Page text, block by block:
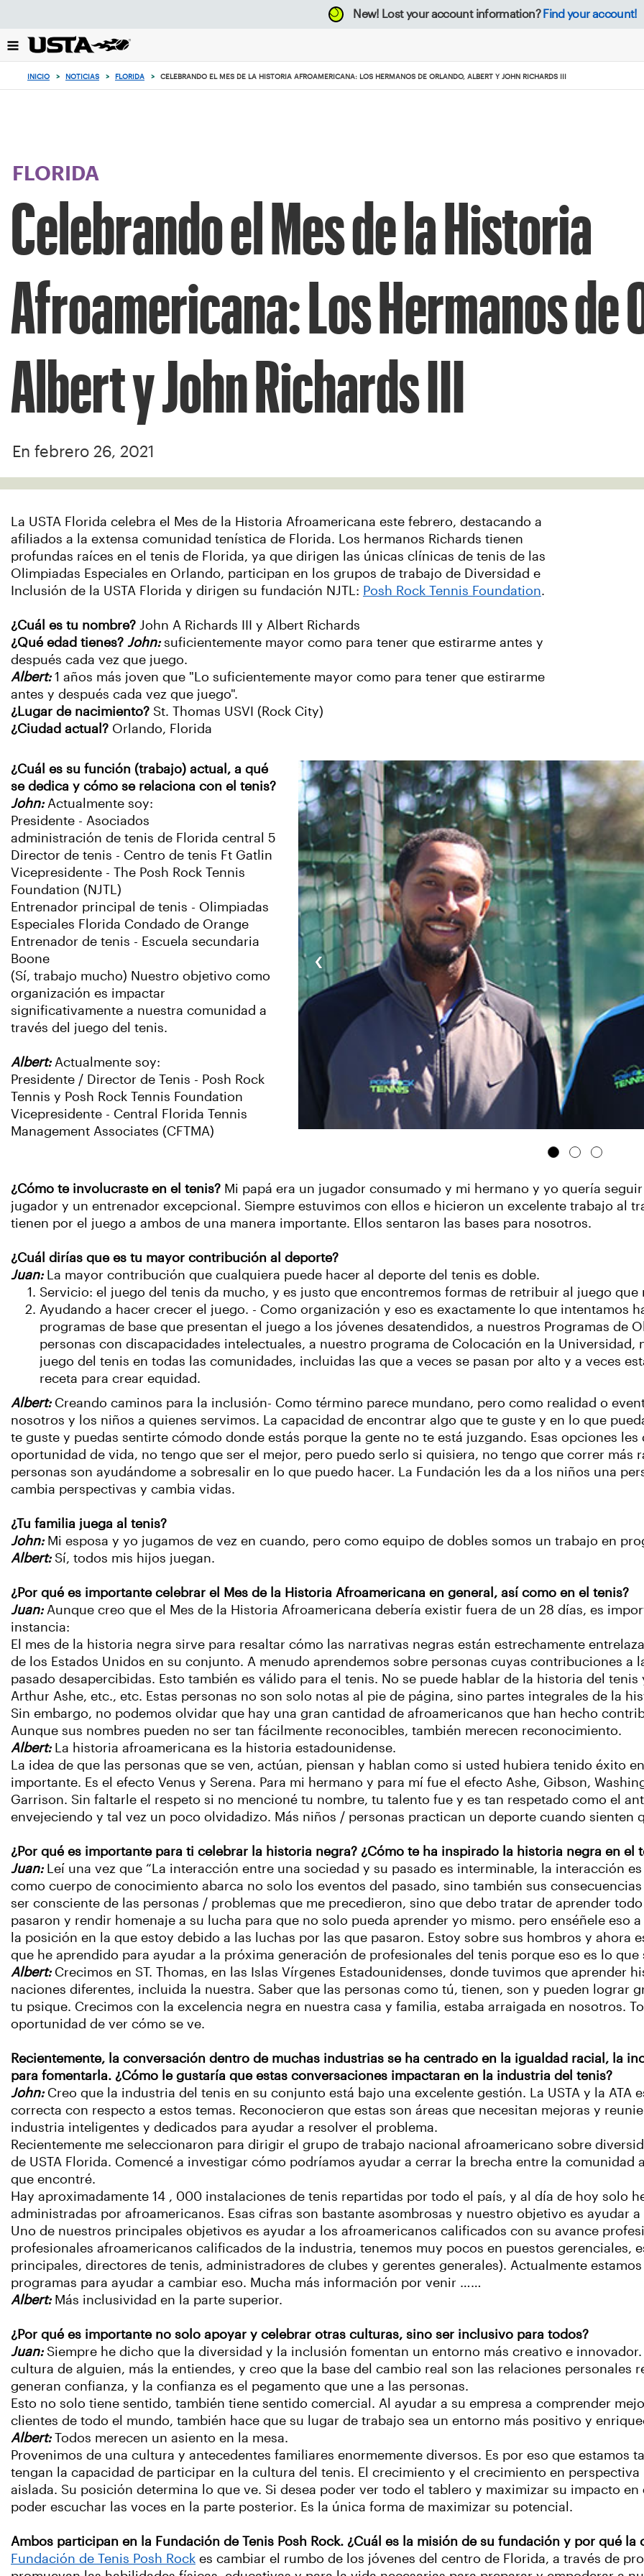
el
botón
New! Lost your account information? Find your account!
INICIO > NOTICIAS > FLORIDA > CELEBRANDO EL MES DE LA HISTORIA AFROAMERICANA: LOS HERMANOS DE ORLANDO, ALBERT Y JOHN RICHARDS III
FLORIDA
Celebrando el Mes de la Historia
Afroamericana: Los Hermanos de
Albert y John Richards III
En febrero 26, 2021
La USTA Florida celebra el Mes de la Historia Afroamericana este febrero, destacando a
afiliados a la extensa comunidad tenística de Florida. Los hermanos Richards tienen
profundas raíces en el tenis de Florida, ya que dirigen las únicas clínicas de tenis de las
Olimpiadas Especiales en Orlando, participan en los grupos de trabajo de Diversidad e
Inclusión de la USTA Florida y dirigen su fundación NJTL: Posh Rock Tennis Foundation.
¿Cuál es tu nombre? John A Richards III y Albert Richards
¿Qué edad tienes? John: suficientemente mayor como para tener que estirarme antes y
después cada vez que juego.
Albert: 1 años más joven que "Lo suficientemente mayor como para tener que estirarme
antes y después cada vez que juego".
¿Lugar de nacimiento? St. Thomas USVI (Rock City)
¿Ciudad actual? Orlando, Florida
¿Cuál es su función (trabajo) actual, a qué
se dedica y cómo se relaciona con el tenis?
John: Actualmente soy:
Presidente - Asociados
administración de tenis de Florida central 5
Director de tenis - Centro de tenis Ft Gatlin
Vicepresidente - The Posh Rock Tennis
Foundation (NJTL)
Entrenador principal de tenis - Olimpiadas
Especiales Florida Condado de Orange
Entrenador de tenis - Escuela secundaria
Boone
(Sí, trabajo mucho) Nuestro objetivo como
organización es impactar
significativamente a nuestra comunidad a
través del juego del tenis.
Albert: Actualmente soy:
Presidente / Director de Tenis - Posh Rock
Tennis y Posh Rock Tennis Foundation
Vicepresidente - Central Florida Tennis
Management Associates (CFTMA)
‹
¿Cómo te involucraste en el tenis? Mi papá era un jugador consumado y mi hermano y yo quería
jugador y un entrenador excepcional. Siempre estuvimos con ellos e hicieron un excelente trabajo al
tienen por el juego a ambos de una manera importante. Ellos sentaron las bases para nosotros.
¿Cuál dirías que es tu mayor contribución al deporte?
Juan: La mayor contribución que cualquiera puede hacer al deporte del tenis es doble.
Servicio: el juego del tenis da mucho, y es justo que encontremos formas de retribuir al juego que
Ayudando a hacer crecer el juego. - Como organización y eso es exactamente lo que intentamos
programas de base que presentan el juego a los jóvenes desatendidos, a nuestros Programas de
personas con discapacidades intelectuales, a nuestro programa de Colocación en la Universidad,
juego del tenis en todas las comunidades, incluidas las que a veces se pasan por alto y a veces
receta para crear equidad.
Albert: Creando caminos para la inclusión- Como término parece mundano, pero como realidad o
nosotros y los niños a quienes servimos. La capacidad de encontrar algo que te guste y en lo que
te guste y puedas sentirte cómodo donde estás porque la gente no te está juzgando. Esas opciones
oportunidad de vida, no tengo que ser el mejor, pero puedo serlo si quisiera, no tengo que correr más
personas son ayudándome a sobresalir en lo que puedo hacer. La Fundación les da a los niños una
cambia perspectivas y cambia vidas.
¿Tu familia juega al tenis?
John: Mi esposa y yo jugamos de vez en cuando, pero como equipo de dobles somos un trabajo en
Albert: Sí, todos mis hijos juegan.
¿Por qué es importante celebrar el Mes de la Historia Afroamericana en general, así como en el tenis?
Juan: Aunque creo que el Mes de la Historia Afroamericana debería existir fuera de un 28 días, es
instancia:
El mes de la historia negra sirve para resaltar cómo las narrativas negras están estrechamente
de los Estados Unidos en su conjunto. A menudo aprendemos sobre personas cuyas contribuciones a
pasado desapercibidas. Esto también es válido para el tenis. No se puede hablar de la historia del tenis
Arthur Ashe, etc., etc. Estas personas no son solo notas al pie de página, sino partes integrales de la
Sin embargo, no podemos olvidar que hay una gran cantidad de afroamericanos que han hecho
Aunque sus nombres pueden no ser tan fácilmente reconocibles, también merecen reconocimiento.
Albert: La historia afroamericana es la historia estadounidense.
La idea de que las personas que se ven, actúan, piensan y hablan como si usted hubiera tenido éxito
importante. Es el efecto Venus y Serena. Para mi hermano y para mí fue el efecto Ashe, Gibson,
Garrison. Sin faltarle el respeto si no mencioné tu nombre, tu talento fue y es tan respetado como el
envejeciendo y tal vez un poco olvidadizo. Más niños / personas practican un deporte cuando sienten
¿Por qué es importante para ti celebrar la historia negra? ¿Cómo te ha inspirado la historia negra en el
Juan: Leí una vez que “La interacción entre una sociedad y su pasado es interminable, la interacción
como cuerpo de conocimiento abarca no solo los eventos del pasado, sino también sus
ser consciente de las personas / problemas que me precedieron, sino que debo tratar de aprender
pasaron y rendir homenaje a su lucha para que no solo pueda aprender yo mismo. pero enséñele eso
la posición en la que estoy debido a las luchas por las que pasaron. Estoy sobre sus hombros y ahora
que he aprendido para ayudar a la próxima generación de profesionales del tenis porque eso es lo que
Albert: Crecimos en ST. Thomas, en las Islas Vírgenes Estadounidenses, donde tuvimos que aprender
naciones diferentes, incluida la nuestra. Saber que las personas como tú, tienen, son y pueden lograr
tu psique. Crecimos con la excelencia negra en nuestra casa y familia, estaba arraigada en nosotros.
oportunidad de ver cómo se ve.
Recientemente, la conversación dentro de muchas industrias se ha centrado en la igualdad racial, la
para fomentarla. ¿Cómo le gustaría que estas conversaciones impactaran en la industria del tenis?
John:Creo que la industria del tenis en su conjunto está bajo una excelente gestión. La USTA y la ATA
correcta con respecto a estos temas. Reconocieron que estas son áreas que necesitan mejoras y
industria inteligentes y dedicados para ayudar a resolver el problema.
Recientemente me seleccionaron para dirigir el grupo de trabajo nacional afroamericano sobre
de USTA Florida. Comencé a investigar cómo podríamos ayudar a cerrar la brecha entre la comunidad
que encontré.
Hay aproximadamente 14 , 000 instalaciones de tenis repartidas por todo el país, y al día de hoy solo
administradas por afroamericanos. Esas cifras son bastante asombrosas y nuestro objetivo es ayudar
Uno de nuestros principales objetivos es ayudar a los afroamericanos calificados con su avance
profesionales afroamericanos calificados de la industria, tenemos muy pocos en puestos gerenciales,
principales, directores de tenis, administradores de clubes y gerentes generales). Actualmente
programas para ayudar a cambiar eso. Mucha más información por venir ……
Albert: Más inclusividad en la parte superior.
¿Por qué es importante no solo apoyar y celebrar otras culturas, sino ser inclusivo para todos?
Juan: Siempre he dicho que la diversidad y la inclusión fomentan un entorno más creativo e
cultura de alguien, más la entiendes, y creo que la base del cambio real son las relaciones personales
generan confianza, y la confianza es el pegamento que une a las personas.
Esto no solo tiene sentido, también tiene sentido comercial. Al ayudar a su empresa a comprender
clientes de todo el mundo, también hace que su lugar de trabajo sea un entorno más positivo y
Albert: Todos merecen un asiento en la mesa.
Provenimos de una cultura y antecedentes familiares enormemente diversos. Es por eso que estamos
tengan la capacidad de participar en la cultura del tenis. El crecimiento y el crecimiento en
aislada. Su posición determina lo que ve. Si desea poder ver todo el tablero y maximizar su impacto
poder escuchar las voces en la parte posterior. Es la única forma de maximizar su potencial.
Ambos participan en la Fundación de Tenis Posh Rock. ¿Cuál es la misión de su fundación y por qué la
Fundación de Tenis Posh Rock es cambiar el rumbo de los jóvenes del centro de Florida, a través de